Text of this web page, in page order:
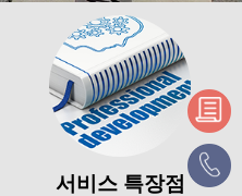
서비스 특장점